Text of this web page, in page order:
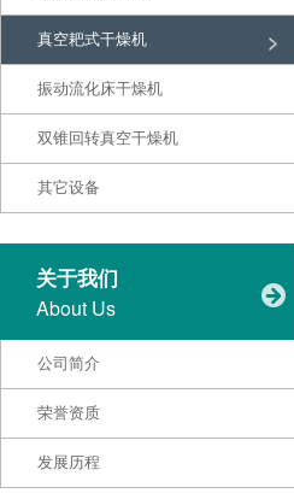
真空耙式干燥机
振动流化床干燥机
双锥回转真空干燥机
其它设备
关于我们
About Us
公司简介
荣誉资质
发展历程